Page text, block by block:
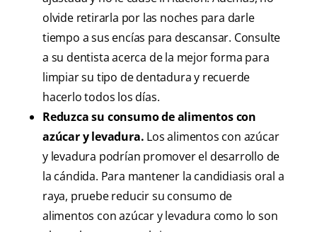
olvide retirarla por las noches para darle
tiempo a sus encías para descansar. Consulte
a su dentista acerca de la mejor forma para
limpiar su tipo de dentadura y recuerde
hacerlo todos los días.
Reduzca su consumo de alimentos con
azúcar y levadura. Los alimentos con azúcar
y levadura podrían promover el desarrollo de
la cándida. Para mantener la candidiasis oral a
raya, pruebe reducir su consumo de
alimentos con azúcar y levadura como lo son